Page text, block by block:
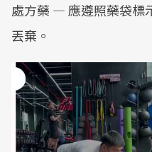
處方藥 — 應遵照藥袋標
丟棄。